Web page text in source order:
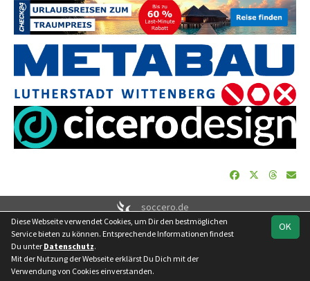
soccero.de
© 2006 - 2026
Besucherstatistik Geburtstage Impressum
Datenschutz
Kontakt
OK
Diese Webseite verwendet Cookies, um Dir den bestmöglichen
Service bieten zu können. Entsprechende Informationen findest
Du unter Datenschutz.
Mit der Nutzung der Webseite erklärst Du Dich mit der
Verwendung von Cookies einverstanden.